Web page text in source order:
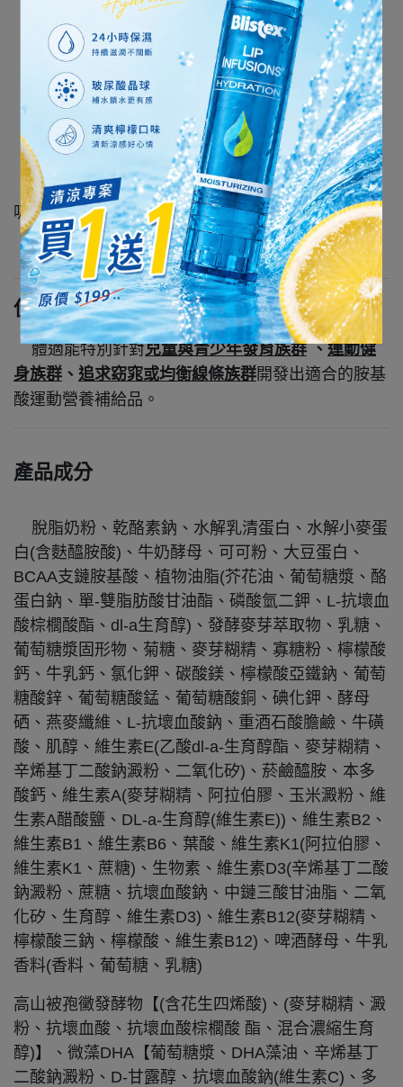
【18種胺基酸組合】每100g含15,000mg
【低熱量 117kcal】蛋白質營養補充 輕食熱飲
【強化維他命B】保持強健的體力恢復疲勞
【強化膳食纖維】促進代謝，幫助腸胃消化
【營養CP值4:1】專業運動營養配方，強化蛋白質
吸收率
【0%膽固醇 奶素可用】
使用族群
體適能特別針對兒童與青少年發育族群、運動健
身族群 、 追求窈窕或均衡線條族群開發出適合的胺基
酸運動營養補給品 。
產品成分
脫脂奶粉、乾酪素鈉、水解乳清蛋白、水解小麥蛋
白(含麩醯胺酸)、牛奶酵母、可可粉、大豆蛋白、
BCAA支鏈胺基酸、植物油脂(芥花油、葡萄糖漿、酪
蛋白鈉、單-雙脂肪酸甘油酯、磷酸氫二鉀、L-抗壞血
酸棕櫚酸酯、dl-a生育醇)、發酵麥芽萃取物、乳糖、
葡萄糖漿固形物、菊糖、 麥芽糊精 、寡糖粉、檸檬酸
鈣、牛乳鈣、氯化鉀、碳酸鎂、檸檬酸亞鐵鈉、葡萄
糖酸鋅、葡萄糖酸錳、葡萄糖酸銅、碘化鉀、酵母
硒、燕麥纖維、L-抗壞血酸鈉、重酒石酸膽鹼、牛磺
酸、肌醇、維生素E(乙酸dl-a-生育醇酯、麥芽糊精、
辛烯基丁二酸鈉澱粉、二氧化矽)、菸鹼醯胺、本多
酸鈣、維生素A(麥芽糊精、阿拉伯膠、玉米澱粉、維
生素A醋酸鹽、DL-a-生育醇(維生素E))、維生素B2、
維生素B1、維生素B6、葉酸、維生素K1(阿拉伯膠、
維生素K1、蔗糖)、生物素、維生素D3(辛烯基丁二酸
鈉澱粉、蔗糖、抗壞血酸鈉、中鏈三酸甘油脂、二氧
化矽、生育醇、維生素D3)、維生素B12(麥芽糊精、
檸檬酸三鈉、檸檬酸、維生素B12)、啤酒酵母、牛乳
香料(香料、葡萄糖、乳糖)
高山被孢黴發酵物【(含花生四烯酸)、(麥芽糊精、澱
粉、抗壞血酸、抗壞血酸棕櫚酸 酯、混合濃縮生育
醇)】、微藻DHA【葡萄糖漿、DHA藻油、辛烯基丁
二酸鈉澱粉、D-甘露醇、抗壞血酸鈉(維生素C)、多